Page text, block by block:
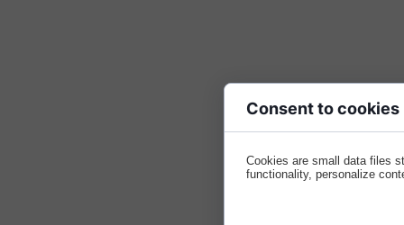
Consent to cookies
Cookies are small data files
functionality, personalize